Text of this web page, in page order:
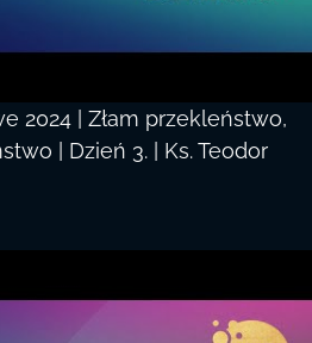
2024 | Złam przekleństwo,
| Dzień 3. | Ks. Teodor